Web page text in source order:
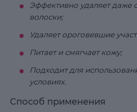
Эффективно удаляет даже
волоски;
Удаляет ороговевшие
Питает и смягчает кожу;
Подходит для
условиях.
Способ применения